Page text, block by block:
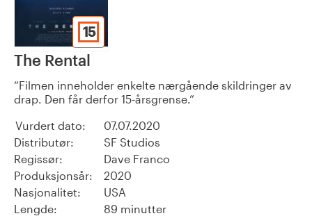
15
The Rental
Filmen inneholder enkelte nærgående skildringer av
drap. Den får derfor 15-årsgrense.
Vurdert dato:
07.07.2020
Distributør:
SF Studios
Regissør:
Dave Franco
Produksjonsår:
2020
Nasjonalitet:
USA
Lengde:
89 minutter